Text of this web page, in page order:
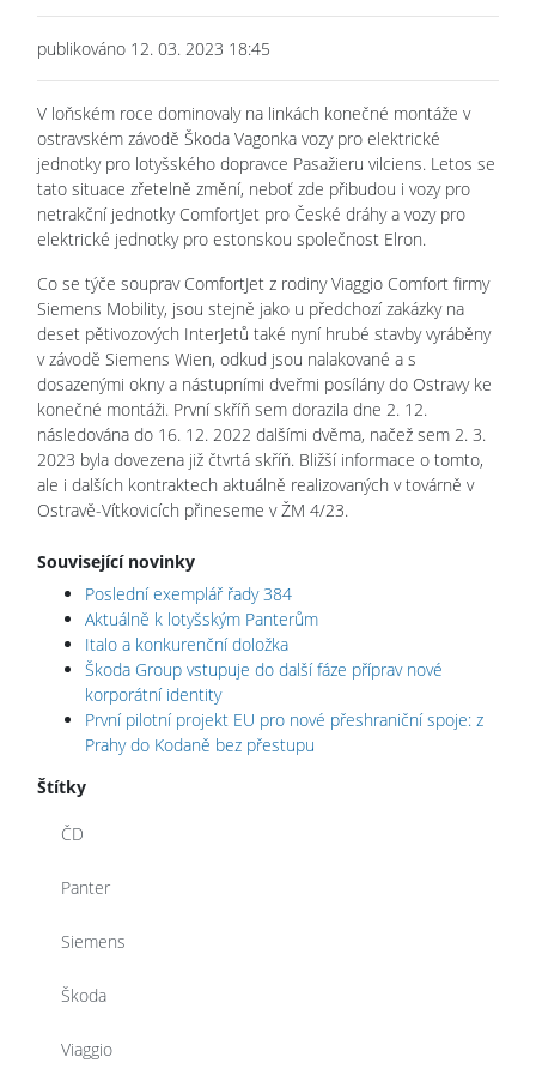
publikováno 12. 03. 2023 18:45
V loňském roce dominovaly na linkách konečné montáže v
ostravském závodě Škoda Vagonka vozy pro elektrické
jednotky pro lotyšského dopravce Pasažieru vilciens. Letos se
tato situace zřetelně změní, neboť zde přibudou i vozy pro
netrakční jednotky ComfortJet pro České dráhy a vozy pro
elektrické jednotky pro estonskou společnost Elron.
Co se týče souprav ComfortJet z rodiny Viaggio Comfort firmy
Siemens Mobility, jsou stejně jako u předchozí zakázky na
deset pětivozových InterJetů také nyní hrubé stavby vyráběny
v závodě Siemens Wien, odkud jsou nalakované a s
dosazenými okny a nástupními dveřmi posílány do Ostravy ke
konečné montáži. První skříň sem dorazila dne 2. 12.
následována do 16. 12. 2022 dalšími dvěma, načež sem 2. 3.
2023 byla dovezena již čtvrtá skříň. Bližší informace o tomto,
ale i dalších kontraktech aktuálně realizovaných v továrně v
Ostravě-Vítkovicích přineseme v ŽM 4/23.
Související novinky
Poslední exemplář řady 384
Aktuálně k lotyšským Panterům
Italo a konkurenční doložka
Škoda Group vstupuje do další fáze příprav nové
korporátní identity
První pilotní projekt EU pro nové přeshraniční spoje: z
Prahy do Kodaně bez přestupu
Štítky
ČD
Panter
Siemens
Škoda
Viaggio